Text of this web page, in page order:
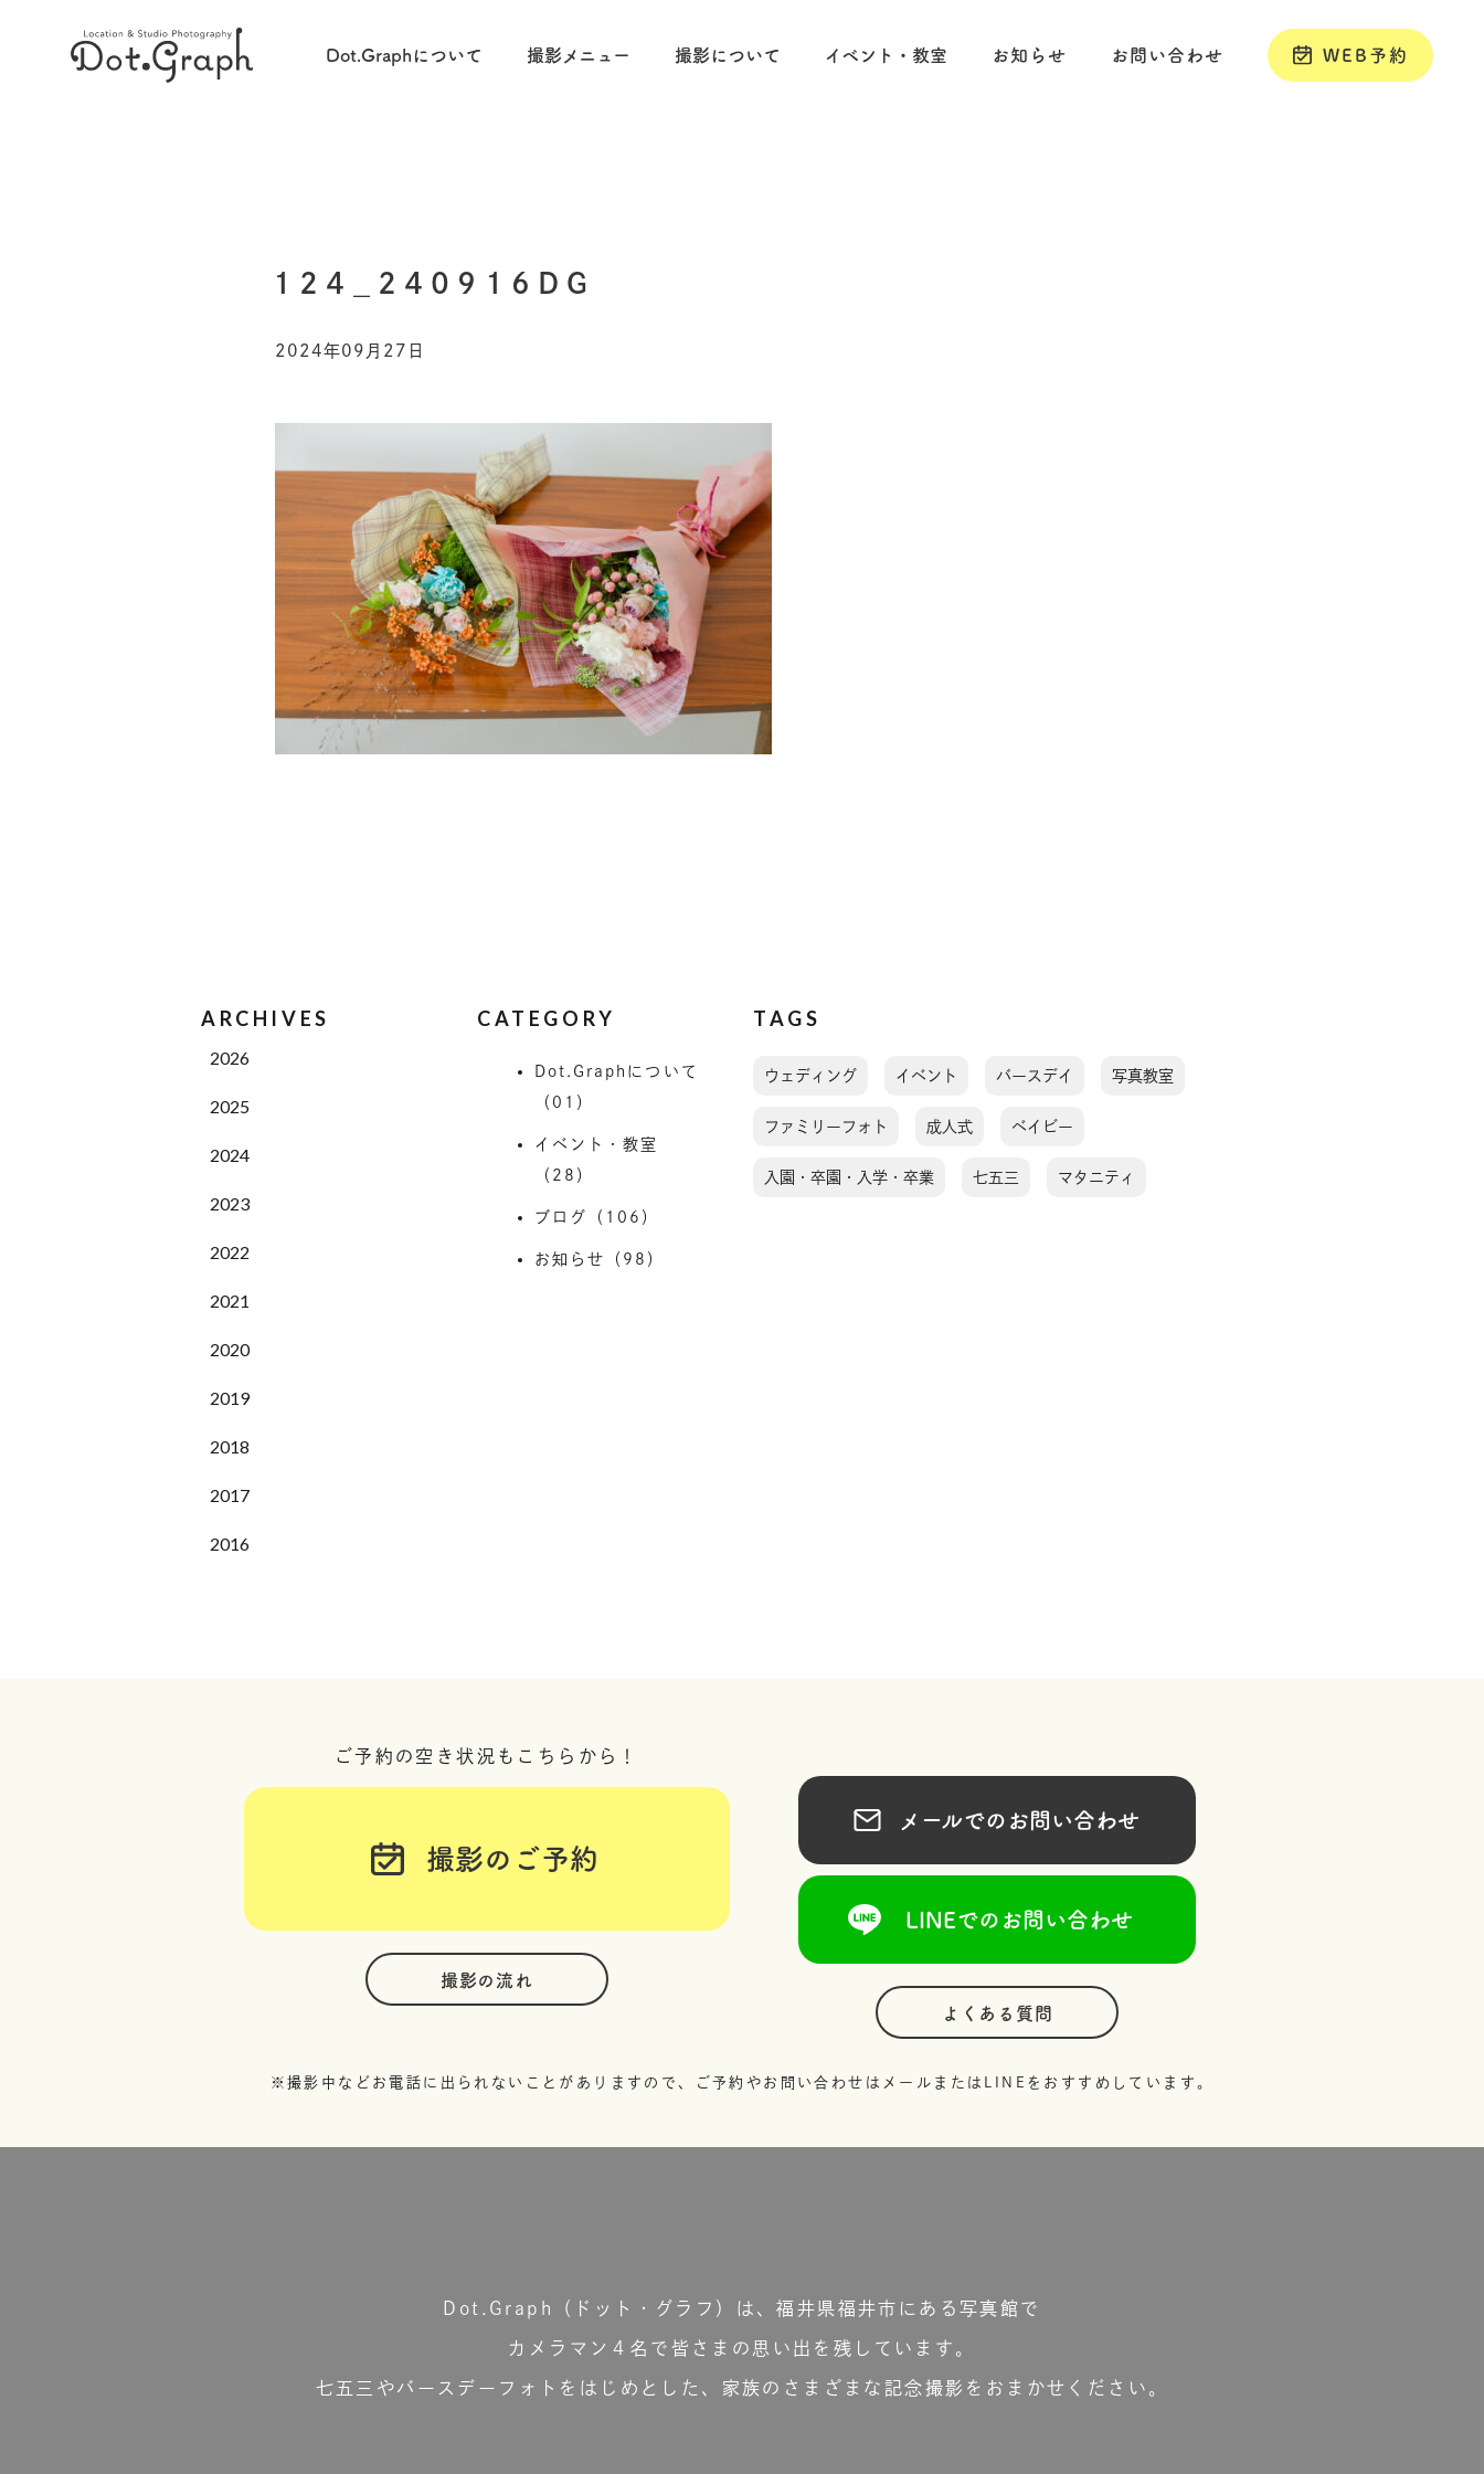
Dot.Graphについて 撮影メニュー 撮影について イベント・教室 お知らせ お問い合わせ WEB予約
124_240916DG
2024年09月27日
ARCHIVES
2026
2025
2024
2023
2022
2021
2020
2019
2018
2017
2016
CATEGORY
Dot.Graphについて
（01）
イベント・教室
（28）
ブログ（106）
お知らせ（98）
TAGS
ウェディング イベント バースデイ 写真教室
ファミリーフォト 成人式 ベイビー
入園・卒園・入学・卒業 七五三 マタニティ
ご予約の空き状況もこちらから！
撮影のご予約
撮影の流れ
メールでのお問い合わせ
LINEでのお問い合わせ
よくある質問
※撮影中などお電話に出られないことがありますので、ご予約やお問い合わせはメールまたはLINEをおすすめしています。
Dot.Graph（ドット・グラフ）は、福井県福井市にある写真館で
カメラマン４名で皆さまの思い出を残しています。
七五三やバースデーフォトをはじめとした、家族のさまざまな記念撮影をおまかせください。